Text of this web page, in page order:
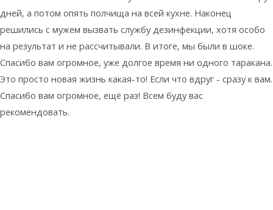
дней, а потом опять полчища на всей кухне. Наконец
решились с мужем вызвать службу дезинфекции, хотя особо
на результат и не рассчитывали. В итоге, мы были в шоке.
Спасибо вам огромное, уже долгое время ни одного таракана.
Это просто новая жизнь какая-то! Если что вдруг - сразу к вам.
Спасибо вам огромное, ещё раз! Всем буду вас
рекомендовать.